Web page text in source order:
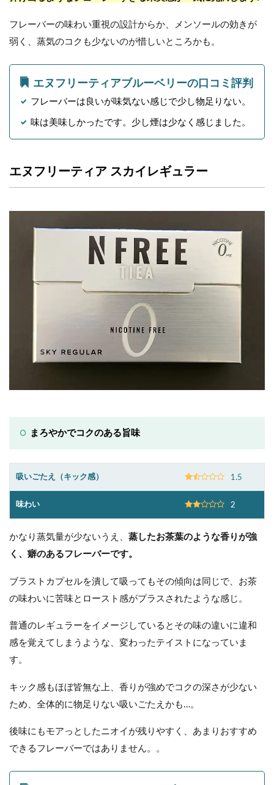
フレーバーの味わい重視の設計からか、メンソールの効きが
弱く、蒸気のコクも少ないのが惜しいところかも。
エヌフリーティアブルーベリーの口コミ評判
フレーバーは良いが味気ない感じで少し物足りない。
味は美味しかったです。少し煙は少なく感じました。
エヌフリーティア スカイレギュラー
まろやかでコクのある旨味
吸いごたえ（キック感） 1.5
味わい 2
かなり蒸気量が少ないうえ、 蒸したお茶葉のような香りが強
く、癖のあるフレーバーです。
ブラストカプセルを潰して吸ってもその傾向は同じで、お茶
の味わいに苦味とロースト感がプラスされたような感じ。
普通のレギュラーをイメージしているとその味の違いに違和
感を覚えてしまうような、変わったテイストになっていま
す。
キック感もほぼ皆無な上、香りが強めでコクの深さが少ない
ため、全体的に物足りない吸いごたえかも…。
後味にもモアっとしたニオイが残りやすく、あまりおすすめ
できるフレーバーではありません。。